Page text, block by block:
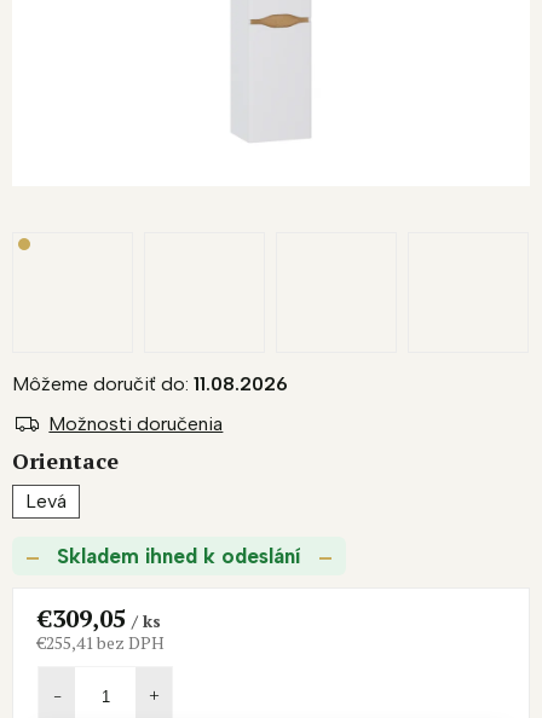
Skladem ihned k odeslání
Môžeme doručiť do: 11.08.2026
Možnosti doručenia
Orientace
Levá
€309,05/ ks
€255,41 bez DPH